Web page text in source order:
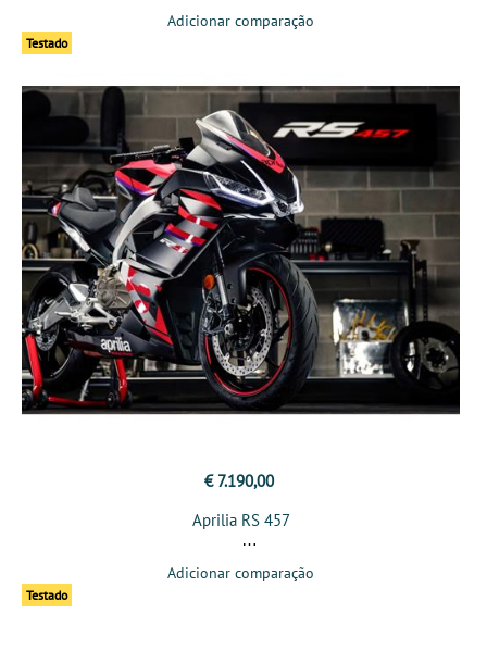
Adicionar comparação
Testado
€ 7.190,00
Aprilia RS 457
Adicionar comparação
Testado